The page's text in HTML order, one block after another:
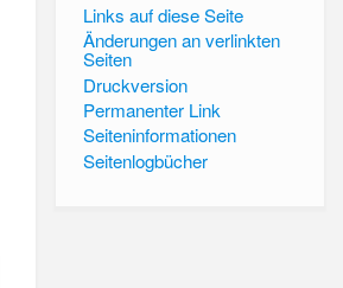
Links auf diese Seite
Änderungen an verlinkten
Seiten
Druckversion
Permanenter Link
Seiten­informationen
Seitenlogbücher